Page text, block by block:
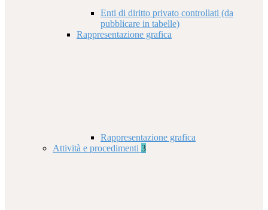
Enti di diritto privato controllati (da
pubblicare in tabelle)
Rappresentazione grafica
Rappresentazione grafica
Attività e procedimenti 3